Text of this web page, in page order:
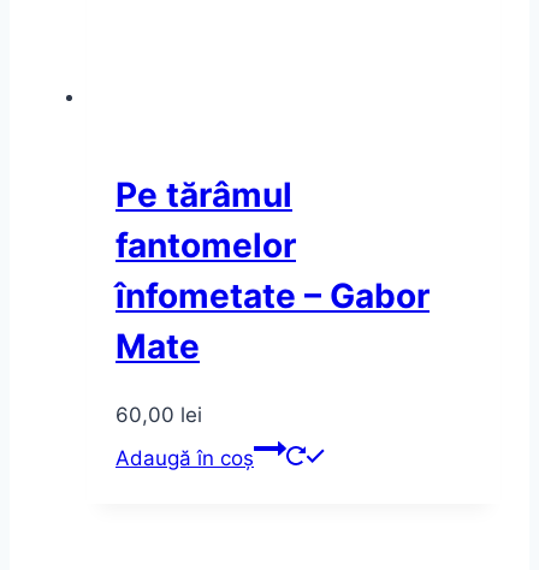
Pe tărâmul
fantomelor
înfometate – Gabor
Mate
60,00 lei
Adaugă în coș